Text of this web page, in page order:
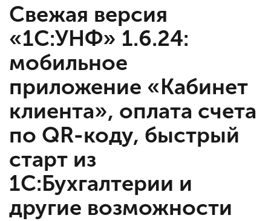
Свежая версия
«1С:УНФ» 1.6.24:
мобильное
приложение «Кабинет
клиента», оплата счета
по QR-коду, быстрый
старт из
1С:Бухгалтерии и
другие возможности